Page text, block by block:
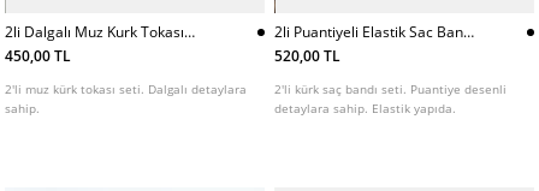
2li Dalgalı Muz Kurk Tokası
Seti
450,00 TL
2'li muz kürk tokası seti. Dalgalı detaylara
sahip.
2li Puantiyeli Elastik Sac Bandı
Seti
520,00 TL
2'li kürk saç bandı seti. Puantiye desenli
detaylara sahip. Elastik yapıda.